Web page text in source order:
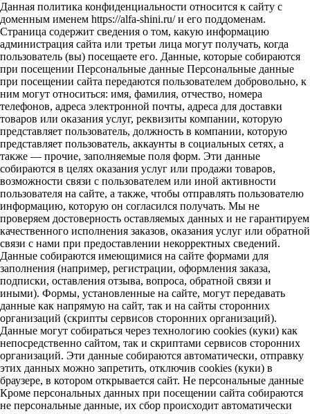
Данная политика конфиденциальности относится к сайту с
доменным именем https://alfa-shini.ru/ и его поддоменам.
Страница содержит сведения о том, какую информацию
администрация сайта или третьи лица могут получать, когда
пользователь (вы) посещаете его. Данные, которые собираются
при посещении Персональные данные Персональные данные
при посещении сайта передаются пользователем добровольно, к
ним могут относиться: имя, фамилия, отчество, номера
телефонов, адреса электронной почты, адреса для доставки
товаров или оказания услуг, реквизиты компании, которую
представляет пользователь, должность в компании, которую
представляет пользователь, аккаунты в социальных сетях, а
также — прочие, заполняемые поля форм. Эти данные
собираются в целях оказания услуг или продажи товаров,
возможности связи с пользователем или иной активности
пользователя на сайте, а также, чтобы отправлять пользователю
информацию, которую он согласился получать. Мы не
проверяем достоверность оставляемых данных и не гарантируем
качественного исполнения заказов, оказания услуг или обратной
связи с нами при предоставлении некорректных сведений.
Данные собираются имеющимися на сайте формами для
заполнения (например, регистрации, оформления заказа,
подписки, оставления отзыва, вопроса, обратной связи и
иными). Формы, установленные на сайте, могут передавать
данные как напрямую на сайт, так и на сайты сторонних
организаций (скрипты сервисов сторонних организаций).
Данные могут собираться через технологию cookies (куки) как
непосредственно сайтом, так и скриптами сервисов сторонних
организаций. Эти данные собираются автоматически, отправку
этих данных можно запретить, отключив cookies (куки) в
браузере, в котором открывается сайт. Не персональные данные
Кроме персональных данных при посещении сайта собираются
не персональные данные, их сбор происходит автоматически